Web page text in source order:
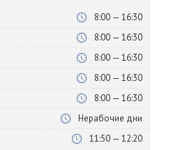
8:00 — 16:30
8:00 — 16:30
8:00 — 16:30
8:00 — 16:30
8:00 — 16:30
Нерабочие дни
11:50 — 12:20